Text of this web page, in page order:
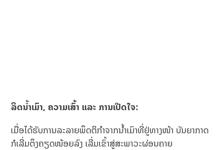
ລິດນໍ້າເມົາ, ຄວາມເສົ້າ ແລະ ການເປີດໃຈ:
ເມື່ອໄດ້ຮັບການລະລາຍພຶດຕິກໍາຈາກນໍ້າເມົາທີ່ຢູ່ທາງໜ້າ ບັນຍາກາດ
ກໍເລີ່ມຕຶງຄຽດໜ້ອຍລົງ ເລີ່ມເຂົ້າສູ່ສະພາວະຜ່ອນຄາຍ